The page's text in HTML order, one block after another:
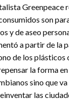
Greenpeace
son
y de aseo
a partir de la
de los plásticos
la forma
sino que va
las